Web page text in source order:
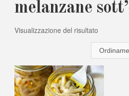
melanzane
Visualizzazione del risultato